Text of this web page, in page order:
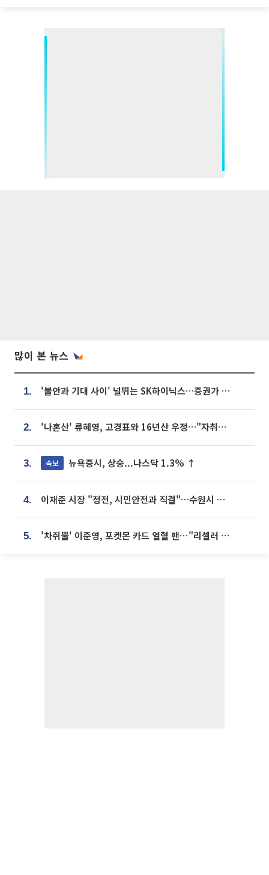
많이 본 뉴스
1. '불안과 기대 사이' 널뛰는 SK하이닉스…증권가 "HBM4·LTA 기반 펀터멘털 견고"
2. '나혼산' 류혜영, 고경표와 16년산 우정…"자취방서 부모님과 마주쳐"
3. 속보 뉴욕증시, 상승...나스닥 1.3% ↑
4. 이재준 시장 "정전, 시민안전과 직결"…수원시 비상대응체계 가동
5. '차쥐뿔' 이준영, 포켓몬 카드 열혈 팬⋯"리셀러 처단할 것"